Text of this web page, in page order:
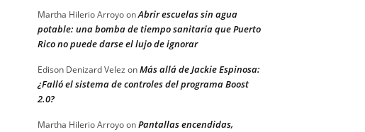
Martha Hilerio ArroyoonAbrir escuelas sin agua
potable: una bomba de tiempo sanitaria que Puerto
Rico no puede darse el lujo de ignorar
Edison Denizard Velez onMás allá de Jackie Espinosa:
¿Falló el sistema de controles del programa Boost
2.0?
Martha Hilerio ArroyoonPantallas encendidas,